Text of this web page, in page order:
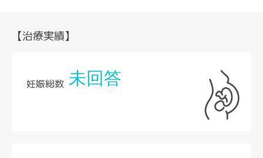
【治療実績】
妊娠総数 未回答